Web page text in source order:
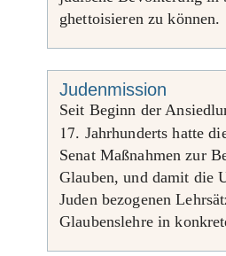
ghettoisieren zu können.
Judenmission
Seit Beginn der
17. Jahrhunderts hatte
Senat Maßnahmen zur
Glauben, und damit die
Juden bezogenen
Glaubenslehre in